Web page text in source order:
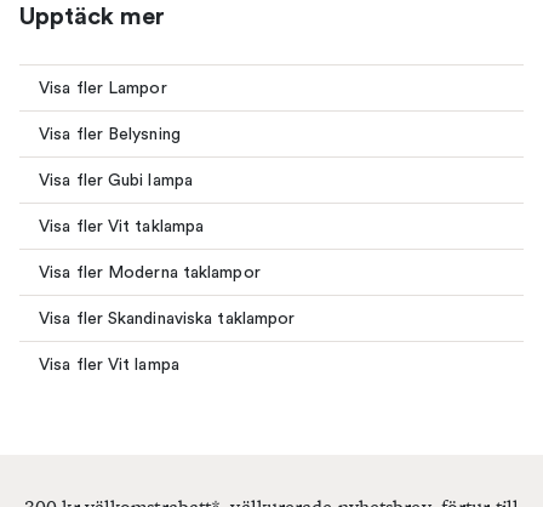
Upptäck mer
Visa fler Lampor
Visa fler Belysning
Visa fler Gubi lampa
Visa fler Vit taklampa
Visa fler Moderna taklampor
Visa fler Skandinaviska taklampor
Visa fler Vit lampa